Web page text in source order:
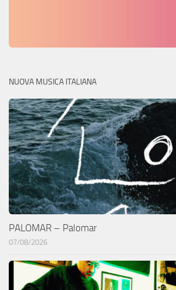
NUOVA MUSICA ITALIANA
PALOMAR – Palomar
07/08/2026